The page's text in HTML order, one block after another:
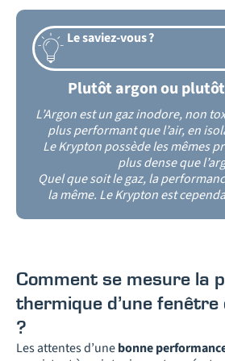
Le saviez-vous ?
Plutôt argon ou
L’Argon est un gaz inodore, non
plus performant que l’air, en
Le Krypton possède les mêmes
plus dense que
Quel que soit le gaz, la
la même. Le Krypton est
Comment se mesure la
thermique d’une
?
Les attentes d’unebonne